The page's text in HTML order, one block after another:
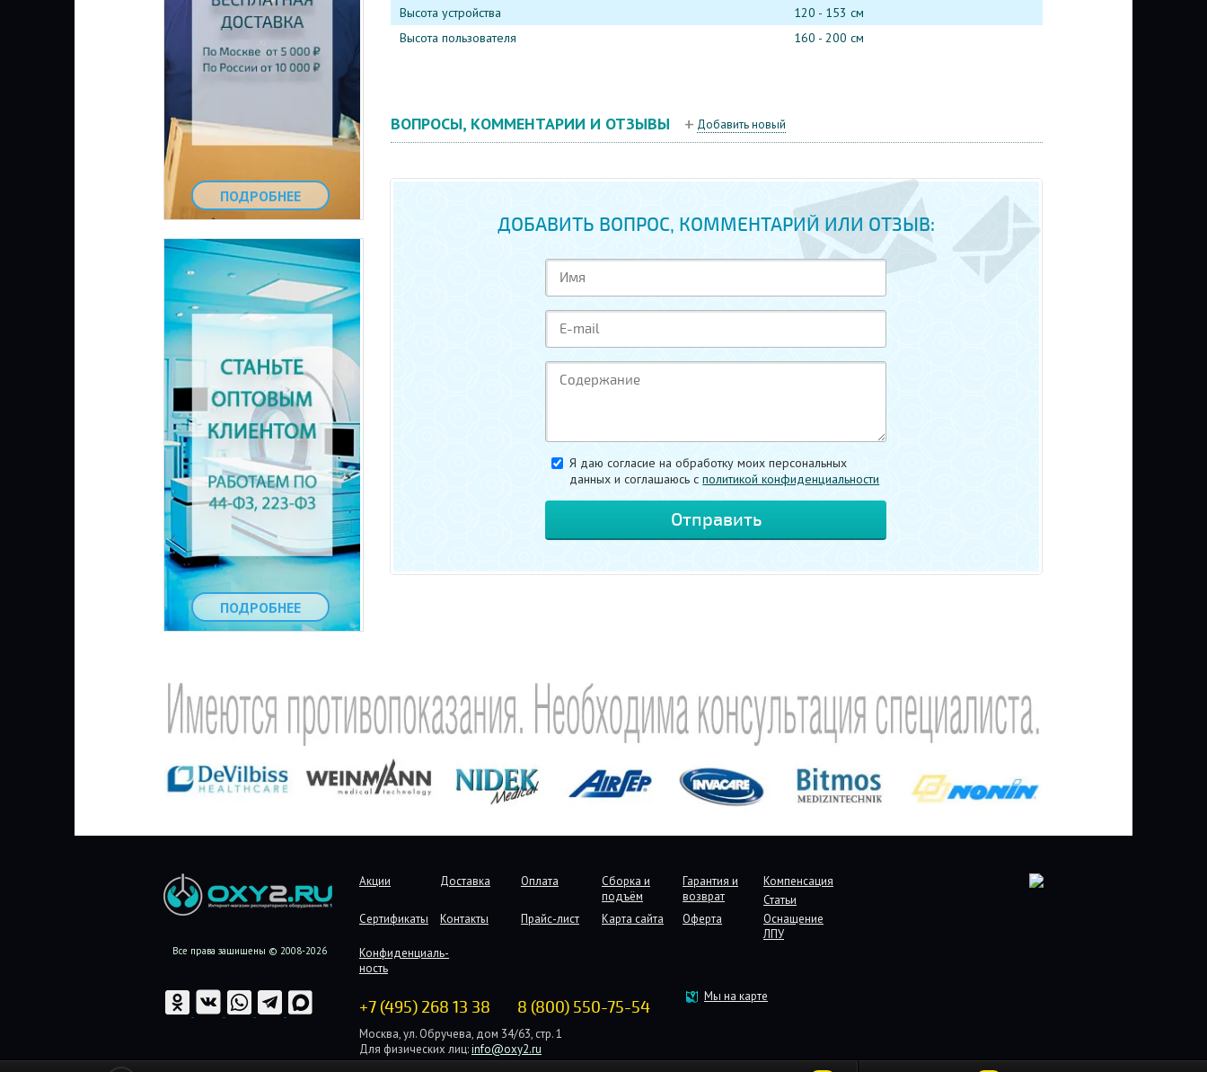
ПОДРОБНЕЕ
ПОДРОБНЕЕ
Высота устройства
120 - 153 см
Высота пользователя
160 - 200 см
ВОПРОСЫ, КОММЕНТАРИИ И ОТЗЫВЫ Добавить новый
ДОБАВИТЬ ВОПРОС, КОММЕНТАРИЙ ИЛИ ОТЗЫВ:
Я даю согласие на обработку моих персональных
данных и соглашаюсь cполитикой конфиденциальности
Все права защищены © 2008-2026
Акции Доставка Оплата
Сборка и
подъём
Гарантия и
возврат
Компенсация
Статьи
Сертификаты
Контакты Прайс-лист Карта сайта Оферта
Оснащение
ЛПУ
Конфиденциаль-
ность
+7 (495) 268 13 38 8 (800) 550-75-54
Москва, ул. Обручева, дом 34/63, стр. 1
Для физических лиц:info@oxy2.ru
Для юридических лиц:b2b@oxy2.ru
Мы на карте